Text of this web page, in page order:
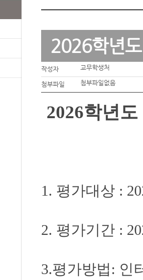
2026학년
작성자 교무학생처
첨부파일 첨부파일없음
2026학년
1. 평가대상 :
2. 평가기간 :
3. 평가방법 :